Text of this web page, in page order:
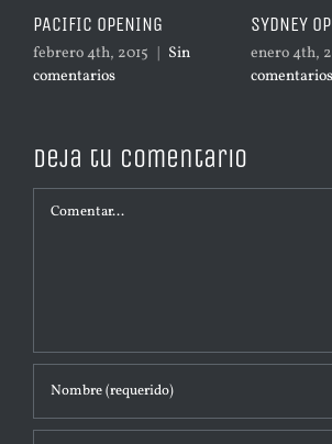
Sin
LONDON OPENING
enero 4th, 2015
comentarios
Deja tu comentario
Comentar